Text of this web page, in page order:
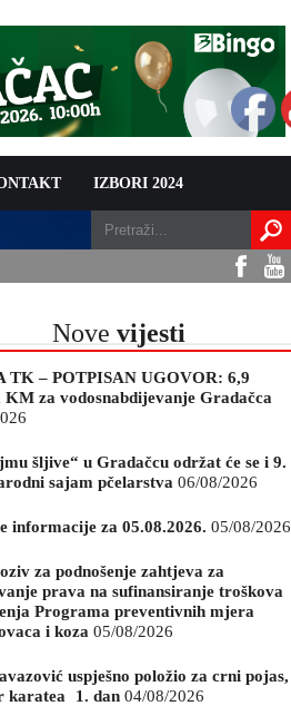
IZBORI 2024
Nove vijesti
TK – POTPISAN UGOVOR: 6,9
KM za vodosnabdijevanje Gradačca
šljive“ u Gradačcu održat će se i 9.
sajam pčelarstva 06/08/2026
informacije za 05.08.2026. 05/08/2026
za podnošenje zahtjeva za
prava na sufinansiranje troškova
Programa preventivnih mjera
i koza 05/08/2026
uspješno položio za crni pojas,
karatea 1. dan 04/08/2026